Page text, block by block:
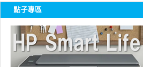
點子專區